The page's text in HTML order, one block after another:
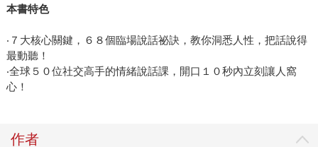
本書特色
‧７大核心關鍵，６８個臨場說話祕訣，教你洞悉人性，把話說得
最動聽！
‧全球５０位社交高手的情緒說話課，開口１０秒內立刻讓人窩
心！
作者